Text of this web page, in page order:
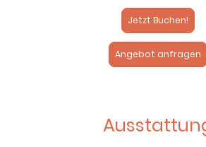
Jetzt Buchen!
Angebot anfragen